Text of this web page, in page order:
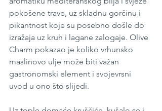
pokošene trave, uz skladnu gorčinu i
pikantnost koje su posebno došle do
izražaja uz kruh i lagane zalogaje. Olive
Charm pokazao je koliko vrhunsko
maslinovo ulje može biti važan
gastronomski element i svojevrsni
uvod u ono što slijedi.